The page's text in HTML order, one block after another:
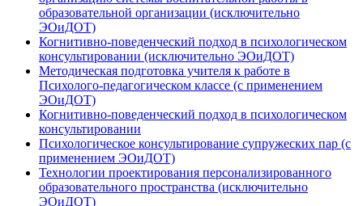
образовательной организации (исключительно
ЭОиДОТ)
Когнитивно-поведенческий подход в психологическом
консультировании (исключительно ЭОиДОТ)
Методическая подготовка учителя к работе в
Психолого-педагогическом классе (c применением
ЭОиДОТ)
Когнитивно-поведенческий подход в психологическом
консультировании
Психологическое консультирование супружеских пар (с
применением ЭОиДОТ)
Технологии проектирования персонализированного
образовательного пространства (исключительно
ЭОиДОТ)